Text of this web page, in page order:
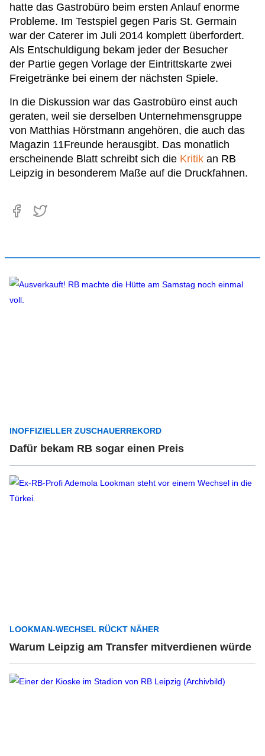
hatte das Gastrobüro beim ersten Anlauf enorme
Probleme. Im Testspiel gegen Paris St. Germain
war der Caterer im Juli 2014 komplett überfordert.
Als Entschuldigung bekam jeder der Besucher
der Partie gegen Vorlage der Eintrittskarte zwei
Freigetränke bei einem der nächsten Spiele.
In die Diskussion war das Gastrobüro einst auch
geraten, weil sie derselben Unternehmensgruppe
von Matthias Hörstmann angehören, die auch das
Magazin 11Freunde herausgibt. Das monatlich
erscheinende Blatt schreibt sich die Kritik an RB
Leipzig in besonderem Maße auf die Druckfahnen.
INOFFIZIELLER ZUSCHAUERREKORD
Dafür bekam RB sogar einen Preis
LOOKMAN-WECHSEL RÜCKT NÄHER
Warum Leipzig am Transfer mitverdienen würde